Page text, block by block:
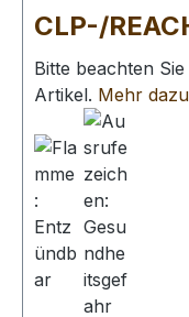
CLP-/
Bitte beachten
Artikel. Mehr